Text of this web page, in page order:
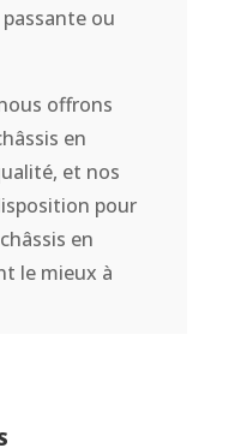
ou
offrons
en
et nos
pour
en
le mieux à